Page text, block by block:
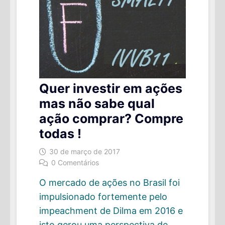
Quer investir em ações
mas não sabe qual
ação comprar? Compre
todas !
30 de março de 2017
0 Comentários
O mercado de ações no Brasil foi
impulsionado fortemente pelo
impeachment de Dilma em 2016 e